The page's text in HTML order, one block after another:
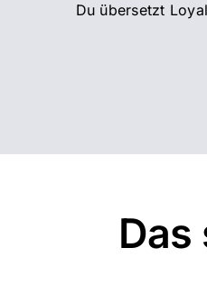
Du übersetzt